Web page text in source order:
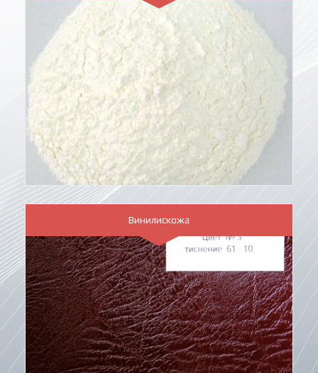
Винилискожа